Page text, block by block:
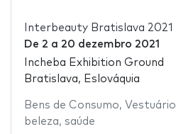
Interbeauty Bratislava 2021
De 2 a 20 dezembro 2021
Incheba Exhibition Ground
Bratislava, Eslováquia
Bens de Consumo, Vestuário
beleza, saúde